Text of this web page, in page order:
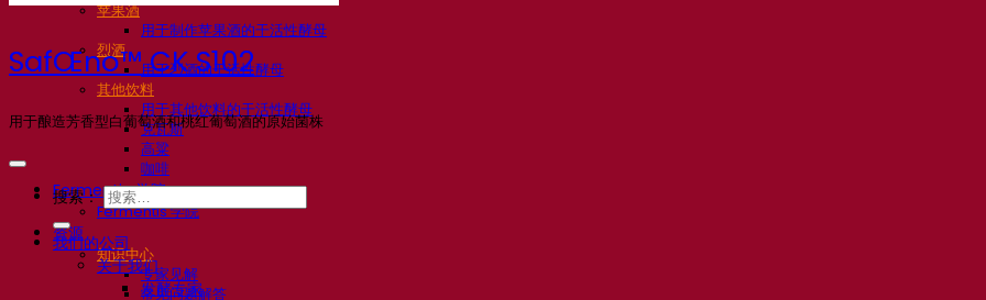
苹果酒
用于制作苹果酒的干活性酵母
烈酒
用于烈酒的干活性酵母
其他饮料
用于其他饮料的干活性酵母
克瓦斯
高粱
咖啡
Fermentis 学院
Fermentis 学院
资源
知识中心
专家见解
常见问题解答
SafŒno™ CK S102
用于酿造芳香型白葡萄酒和桃红葡萄酒的原始菌株
搜索：
我们的公司
关于我们
发酵专家